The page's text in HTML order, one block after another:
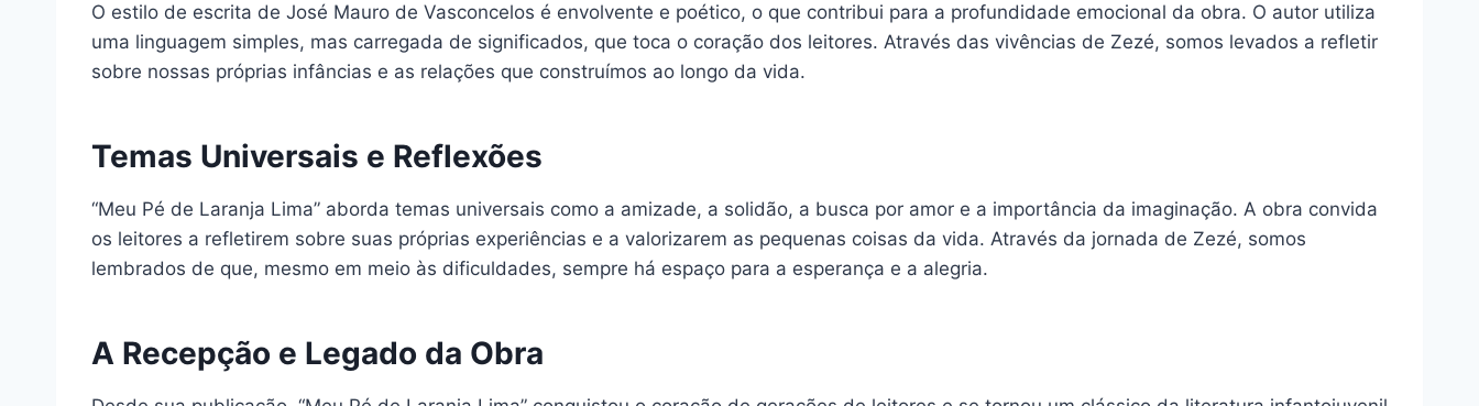
O estilo de escrita de José Mauro de Vasconcelos é envolvente e poético, o que contribui para a profundidade emocional da obra. O autor utiliza
uma linguagem simples, mas carregada de significados, que toca o coração dos leitores. Através das vivências de Zezé, somos levados a refletir
sobre nossas próprias infâncias e as relações que construímos ao longo da vida.
Temas Universais e Reflexões
“Meu Pé de Laranja Lima” aborda temas universais como a amizade, a solidão, a busca por amor e a importância da imaginação. A obra convida
os leitores a refletirem sobre suas próprias experiências e a valorizarem as pequenas coisas da vida. Através da jornada de Zezé, somos
lembrados de que, mesmo em meio às dificuldades, sempre há espaço para a esperança e a alegria.
A Recepção e Legado da Obra